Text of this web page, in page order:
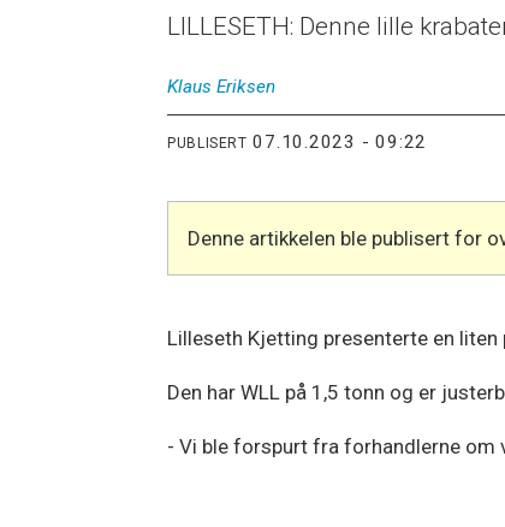
LILLESETH: Denne lille
Klaus Eriksen
PUBLISERT 07.10.2023 - 09:22
Denne artikkelen ble publisert for
Lilleseth Kjetting presenterte en
Den har WLL på 1,5 tonn og er
- Vi ble forspurt fra forhandlerne om